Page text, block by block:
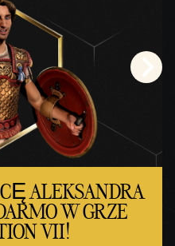
ALEKSANDRA
W GRZE
VII!